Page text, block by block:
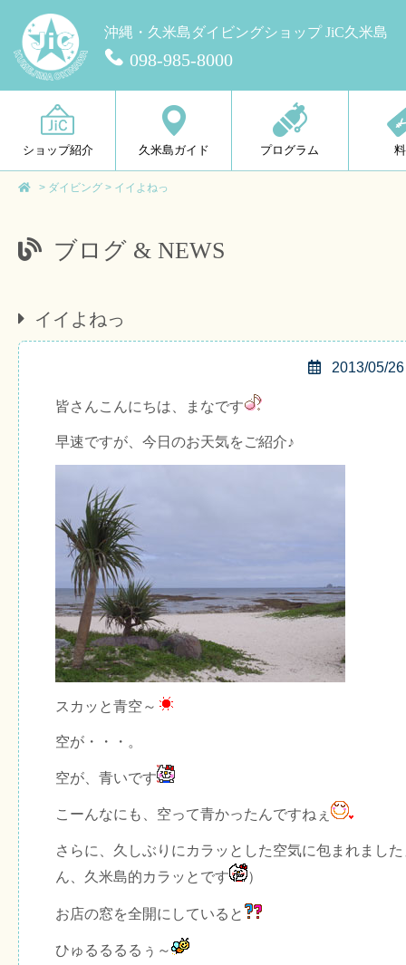
沖縄・久米島ダイビングショップ JiC久米島
098-985-8000
ショップ紹介 久米島ガイド プログラム
> ダイビング > イイよねっ
ブログ & NEWS
イイよねっ
2013/05/26
皆さんこんにちは、まなです
早速ですが、今日のお天気をご紹介♪
スカッと青空～
空が・・・。
空が、青いです
こーんなにも、空って青かったんですねぇ
さらに、久しぶりにカラッとした空気に包まれました
ん、久米島的カラッとです
）
お店の窓を全開にしていると
ひゅるるるるぅ～